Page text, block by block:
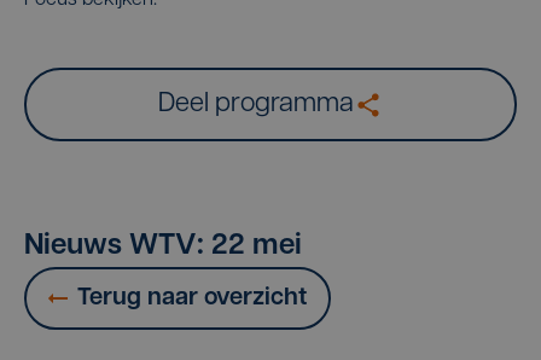
Deel programma
Nieuws WTV: 22 mei
Terug naar overzicht